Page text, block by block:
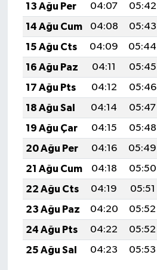
13 Ağu Per
04:07 05:42
14 Ağu Cum
04:08 05:43
15 Ağu Cts
04:09 05:44
16 Ağu Paz
04:11 05:45
17 Ağu Pts
04:12 05:46
18 Ağu Sal
04:14 05:47
19 Ağu Çar
04:15 05:48
20 Ağu Per
04:16 05:49
21 Ağu Cum
04:18 05:50
22 Ağu Cts
04:19 05:51
23 Ağu Paz
04:20 05:52
24 Ağu Pts
04:22 05:52
25 Ağu Sal
04:23 05:53